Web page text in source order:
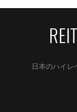
日本のハイレ